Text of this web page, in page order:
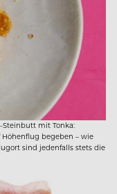
Steinbutt mit Tonka:
begeben – wie
sind jedenfalls stets die